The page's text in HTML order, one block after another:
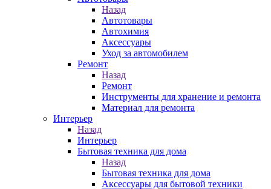
Назад
Автотовары
Автохимия
Аксессуары
Уход за автомобилем
Ремонт
Назад
Ремонт
Инструменты для хранение и ремонта
Материал для ремонта
Интерьер
Назад
Интерьер
Бытовая техника для дома
Назад
Бытовая техника для дома
Аксессуары для бытовой техники